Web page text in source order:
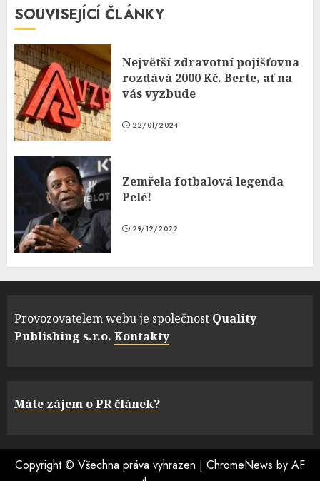
SOUVISEJÍCÍ ČLÁNKY
Největší zdravotní pojišťovna
rozdává 2000 Kč. Berte, ať na
vás vyzbude
22/01/2024
Zemřela fotbalová legenda
Pelé!
29/12/2022
Provozovatelem webu je společnost Quality
Publishing s.r.o. Kontakty
Máte zájem o PR článek?
Copyright © Všechna práva vyhrazen | ChromeNews by AF